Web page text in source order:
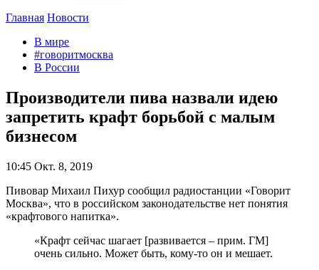
Главная Новости
В мире
#говоритмосква
В России
Производители пива назвали идею
запретить крафт борьбой с малым
бизнесом
10:45 Окт. 8, 2019
Пивовар Михаил Пихур сообщил радиостанции «Говорит
Москва», что в российском законодательстве нет понятия
«крафтового напитка».
«Крафт сейчас шагает [развивается – прим. ГМ]
очень сильно. Может быть, кому-то он и мешает.